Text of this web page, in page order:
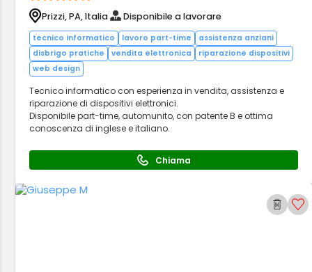
Prizzi, PA, Italia Disponibile a lavorare
tecnico informatico lavoro part-time
assistenza anziani
disbrigo pratiche
vendita elettronica
riparazione dispositivi
web design
Tecnico informatico con esperienza in vendita, assistenza e
riparazione di dispositivi elettronici.
Disponibile part-time, automunito, con patente B e ottima
conoscenza di inglese e italiano.
Chiama